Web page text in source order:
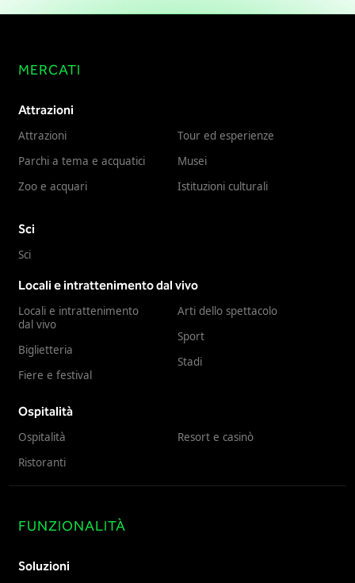
MERCATI
Attrazioni
Attrazioni
Parchi a tema e acquatici
Zoo e acquari
Tour ed esperienze
Musei
Istituzioni culturali
Sci
Sci
Locali e intrattenimento dal vivo
Locali e intrattenimento
dal vivo
Biglietteria
Fiere e festival
Arti dello spettacolo
Sport
Stadi
Ospitalità
Ospitalità
Ristoranti
Resort e casinò
FUNZIONALITÀ
Soluzioni